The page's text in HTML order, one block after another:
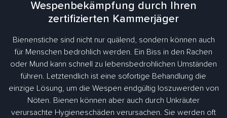
Wespenbekämpfung durch Ihren
zertifizierten Kammerjäger
Bienenstiche sind nicht nur quälend, sondern können auch
für Menschen bedrohlich werden. Ein Biss in den Rachen
oder Mund kann schnell zu lebensbedrohlichen Umständen
führen. Letztendlich ist eine sofortige Behandlung die
einzige Lösung, um die Wespen endgültig loszuwerden von
Nöten. Bienen können aber auch durch Unkräuter
verursachte Hygieneschäden verursachen. Sie werden oft